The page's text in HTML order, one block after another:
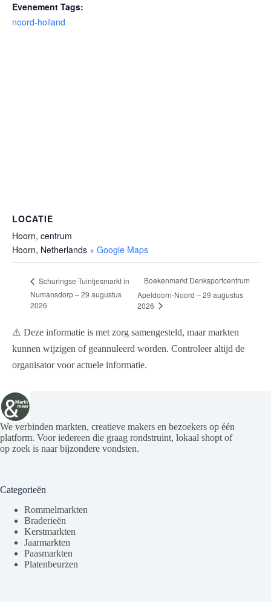
Evenement Tags:
noord-holland
LOCATIE
Hoorn, centrum
Hoorn, Netherlands + Google Maps
Schuringse Tuintjesmarkt in
Numansdorp – 29 augustus
2026
Boekenmarkt Denksportcentrum
Apeldoorn-Noord – 29 augustus
2026
⚠️ Deze informatie is met zorg samengesteld, maar markten
kunnen wijzigen of geannuleerd worden. Controleer altijd de
organisator voor actuele informatie.
We verbinden markten, creatieve makers en bezoekers op één
platform. Voor iedereen die graag rondstruint, lokaal shopt of
op zoek is naar bijzondere vondsten.
Categorieën
Rommelmarkten
Braderieën
Kerstmarkten
Jaarmarkten
Paasmarkten
Platenbeurzen